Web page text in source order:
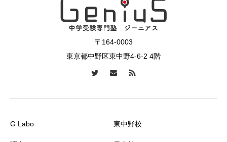
〒164-0003
東京都中野区東中野4-6-2 4階
G Labo 東中野校